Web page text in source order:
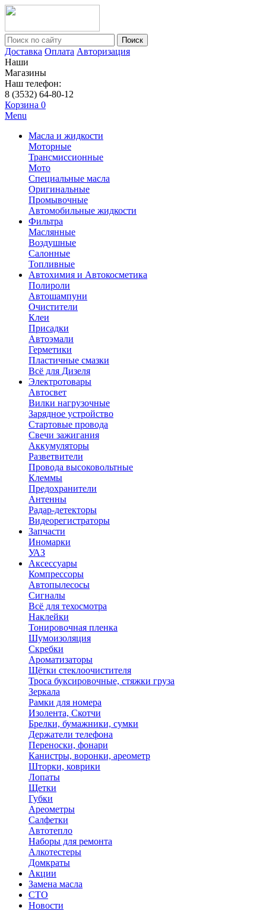
Поиск
Доставка Оплата Авторизация
Наши
Магазины
Наш телефон:
8 (3532) 64-80-12
Корзина 0
Menu
Масла и жидкости
Моторные
Трансмиссионные
Мото
Специальные масла
Оригинальные
Промывочные
Автомобильные жидкости
Фильтра
Маслянные
Воздушные
Салонные
Топливные
Автохимия и Автокосметика
Полироли
Автошампуни
Очистители
Клеи
Присадки
Автоэмали
Герметики
Пластичные смазки
Всё для Дизеля
Электротовары
Автосвет
Вилки нагрузочные
Зарядное устройство
Стартовые провода
Свечи зажигания
Аккумуляторы
Разветвители
Провода высоковольтные
Клеммы
Предохранители
Антенны
Радар-детекторы
Видеорегистраторы
Запчасти
Иномарки
УАЗ
Аксесcуары
Компрессоры
Автопылесосы
Сигналы
Всё для техосмотра
Наклейки
Тонировочная пленка
Шумоизоляция
Скребки
Ароматизаторы
Щётки стеклоочистителя
Троса буксировочные, стяжки груза
Зеркала
Рамки для номера
Изолента, Скотчи
Брелки, бумажники, сумки
Держатели телефона
Переноски, фонари
Канистры, воронки, ареометр
Шторки, коврики
Лопаты
Щетки
Губки
Ареометры
Салфетки
Автотепло
Наборы для ремонта
Алкотестеры
Домкраты
Акции
Замена масла
СТО
Новости